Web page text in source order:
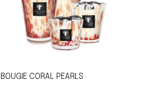
BOUGIE CORAL PEARLS